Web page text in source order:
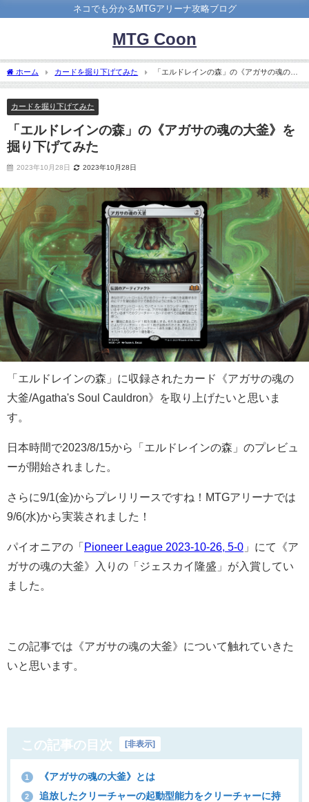
ネコでも分かるMTGアリーナ攻略ブログ
MTG Coon
ホーム カードを掘り下げてみた
「エルドレインの森」の《アガサの魂の大
釜》を掘り下げてみた
カードを掘り下げてみた
「エルドレインの森」の《アガサの魂の大釜》を
掘り下げてみた
2023年10月28日 2023年10月28日
「エルドレインの森」に収録されたカード《アガサの魂の
大釜/Agatha's Soul Cauldron》を取り上げたいと思いま
す。
日本時間で2023/8/15から「エルドレインの森」のプレビュ
ーが開始されました。
さらに9/1(金)からプレリリースですね！MTGアリーナでは
9/6(水)から実装されました！
パイオニアの「 Pioneer League 2023-10-26, 5-0 」にて《ア
ガサの魂の大釜》入りの「ジェスカイ隆盛」が入賞してい
ました。
この記事では《アガサの魂の大釜》について触れていきた
いと思います。
この記事の目次 非表示
1 《アガサの魂の大釜》とは
2
追放したクリーチャーの起動型能力をクリーチャーに持